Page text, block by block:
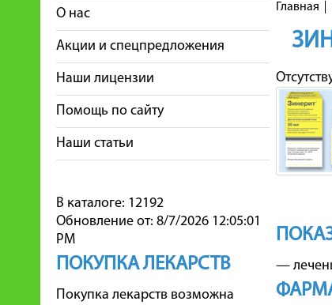
О нас
Акции и спецпредложения
Наши лицензии
Помощь по сайту
Наши статьи
В каталоге: 12192
Обновление от: 8/7/2026 12:05:01
PM
ПОКУПКА ЛЕКАРСТВ
Покупка лекарств возможна
Главная
—